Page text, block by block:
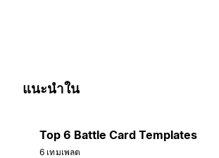
แนะนำใน
Top 6 Battle Card Templates
6 เทมเพลต